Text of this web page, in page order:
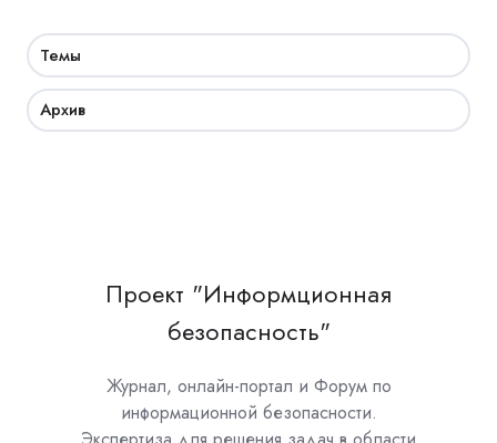
Темы
Архив
Проект "Информционная
безопасность"
Журнал, онлайн-портал и Форум по
информационной безопасности.